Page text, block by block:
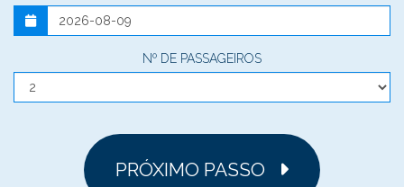
Nº DE PASSAGEIROS
PRÓXIMO PASSO